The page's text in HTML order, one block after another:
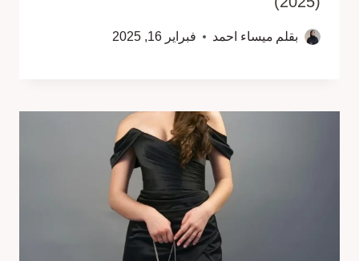
بقلم ميساء احمد فبراير 16, 2025